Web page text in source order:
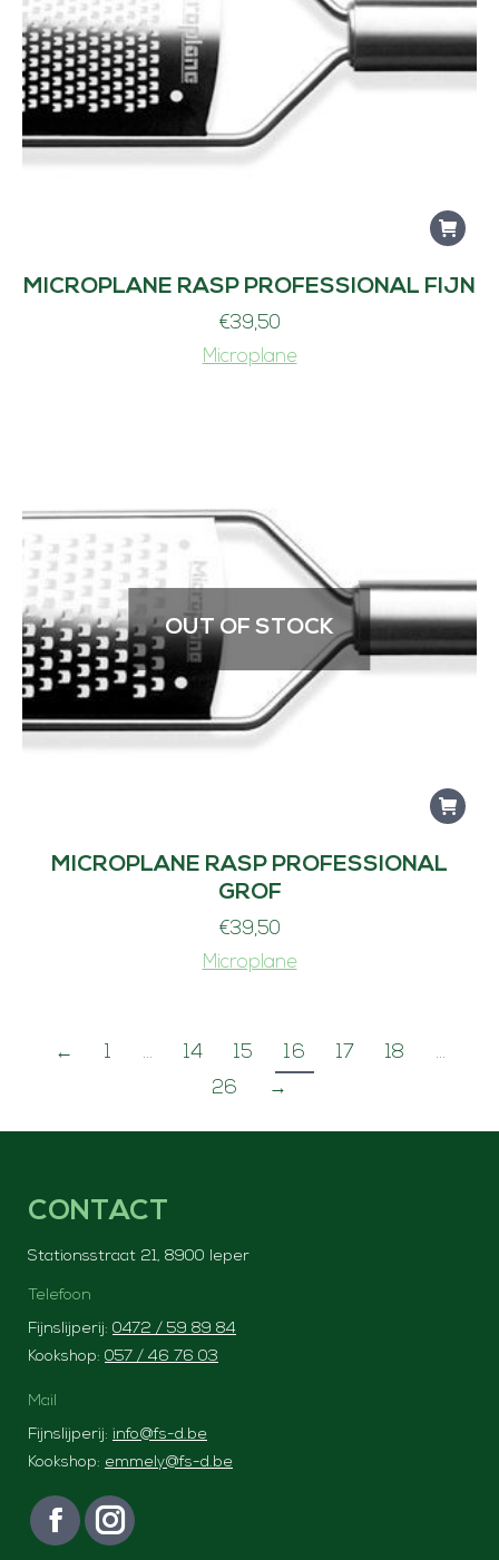
MICROPLANE RASP PROFESSIONAL FIJN
€39,50
Microplane
OUT OF STOCK
MICROPLANE RASP PROFESSIONAL
GROF
€39,50
Microplane
← 1 … 14 15 16 17 18
…
26
→
CONTACT
Stationsstraat 21, 8900 Ieper
Telefoon
Fijnslijperij: 0472 / 59 89 84
Kookshop: 057 / 46 76 03
Mail
Fijnslijperij: info@fs-d.be
Kookshop: emmely@fs-d.be
Vind ons op:
F
I